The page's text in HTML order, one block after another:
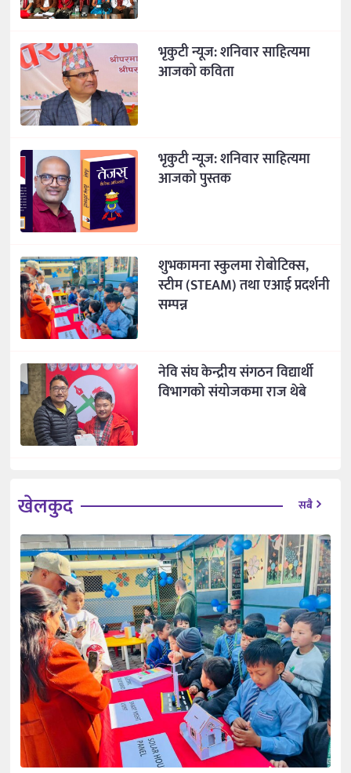
भृकुटी न्यूज: शनिवार साहित्यमा
आजको कविता
भृकुटी न्यूज: शनिवार साहित्यमा
आजको पुस्तक
शुभकामना स्कुलमा रोबोटिक्स,
स्टीम (STEAM) तथा एआई प्रदर्शनी
सम्पन्न
नेवि संघ केन्द्रीय संगठन विद्यार्थी
विभागको संयोजकमा राज थेबे
खेलकुद सबै